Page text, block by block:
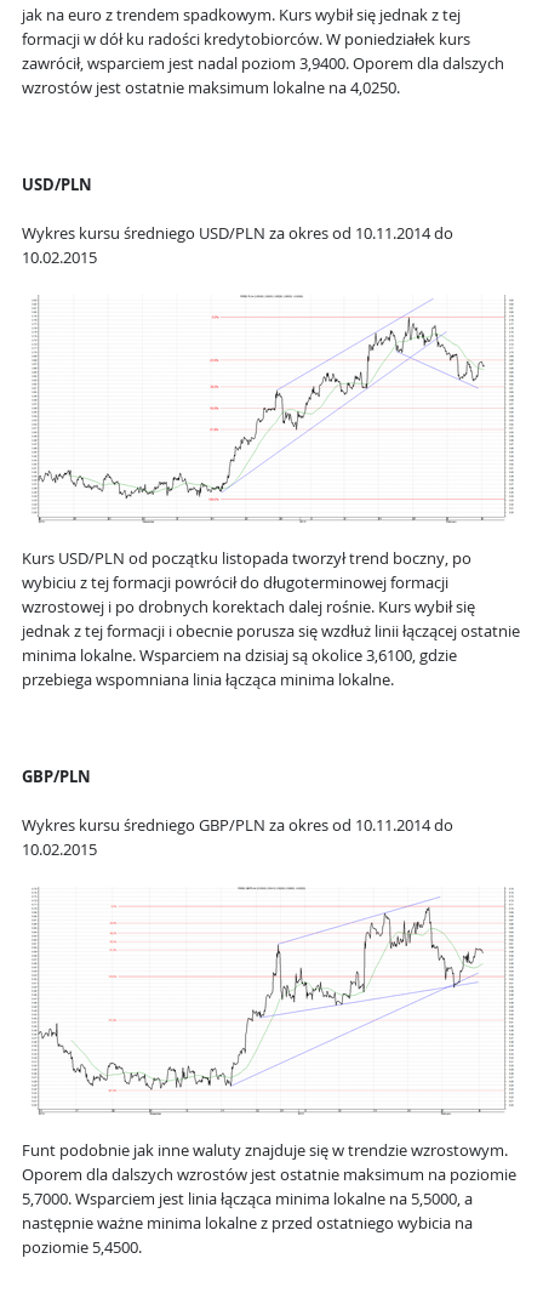
jak na euro z trendem spadkowym. Kurs wybił się jednak z tej
formacji w dół ku radości kredytobiorców. W poniedziałek kurs
zawrócił, wsparciem jest nadal poziom 3,9400. Oporem dla dalszych
wzrostów jest ostatnie maksimum lokalne na 4,0250.
USD/PLN
Wykres kursu średniego USD/PLN za okres od 10.11.2014 do
10.02.2015
Kurs USD/PLN od początku listopada tworzył trend boczny, po
wybiciu z tej formacji powrócił do długoterminowej formacji
wzrostowej i po drobnych korektach dalej rośnie. Kurs wybił się
jednak z tej formacji i obecnie porusza się wzdłuż linii łączącej ostatnie
minima lokalne. Wsparciem na dzisiaj są okolice 3,6100, gdzie
przebiega wspomniana linia łącząca minima lokalne.
GBP/PLN
Wykres kursu średniego GBP/PLN za okres od 10.11.2014 do
10.02.2015
Funt podobnie jak inne waluty znajduje się w trendzie wzrostowym.
Oporem dla dalszych wzrostów jest ostatnie maksimum na poziomie
5,7000. Wsparciem jest linia łącząca minima lokalne na 5,5000, a
następnie ważne minima lokalne z przed ostatniego wybicia na
poziomie 5,4500.